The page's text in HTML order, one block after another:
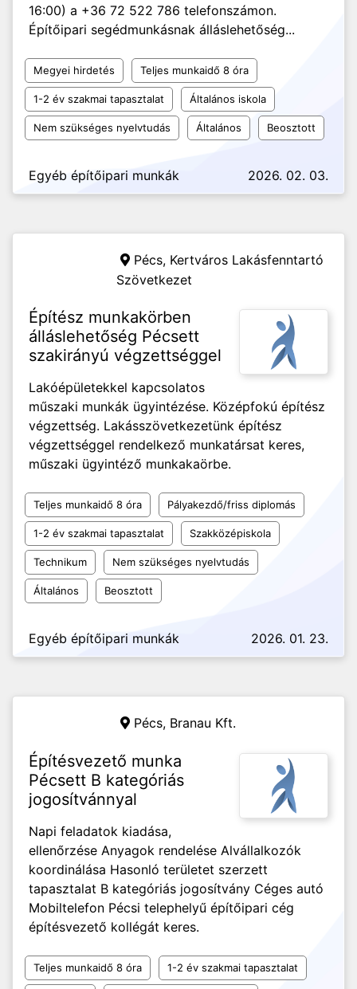
16:00) a +36 72 522 786 telefonszámon.
Építőipari segédmunkásnak álláslehetőség...
Megyei hirdetés Teljes munkaidő 8 óra
1-2 év szakmai tapasztalat Általános iskola
Nem szükséges nyelvtudás Általános Beosztott
Egyéb építőipari munkák 2026. 02. 03.
Pécs, Kertváros Lakásfenntartó
Szövetkezet
Építész munkakörben
álláslehetőség Pécsett
szakirányú végzettséggel
Lakóépületekkel kapcsolatos
műszaki munkák ügyintézése. Középfokú építész
végzettség. Lakásszövetkezetünk építész
végzettséggel rendelkező munkatársat keres,
műszaki ügyintéző munkakaörbe.
Teljes munkaidő 8 óra Pályakezdő/friss diplomás
1-2 év szakmai tapasztalat Szakközépiskola
Technikum Nem szükséges nyelvtudás
Általános Beosztott
Egyéb építőipari munkák 2026. 01. 23.
Pécs, Branau Kft.
Építésvezető munka
Pécsett B kategóriás
jogosítvánnyal
Napi feladatok kiadása,
ellenőrzése Anyagok rendelése Alvállalkozók
koordinálása Hasonló területet szerzett
tapasztalat B kategóriás jogosítvány Céges autó
Mobiltelefon Pécsi telephelyű építőipari cég
építésvezető kollégát keres.
Teljes munkaidő 8 óra 1-2 év szakmai tapasztalat